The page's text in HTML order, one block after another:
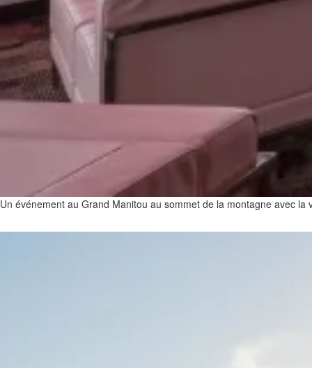
Un événement au Grand Manitou au sommet de la montagne avec la